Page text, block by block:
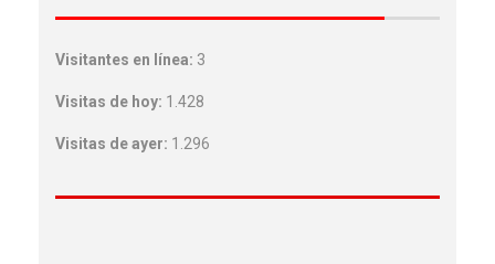
Visitantes en línea: 3
Visitas de hoy: 1.428
Visitas de ayer: 1.296